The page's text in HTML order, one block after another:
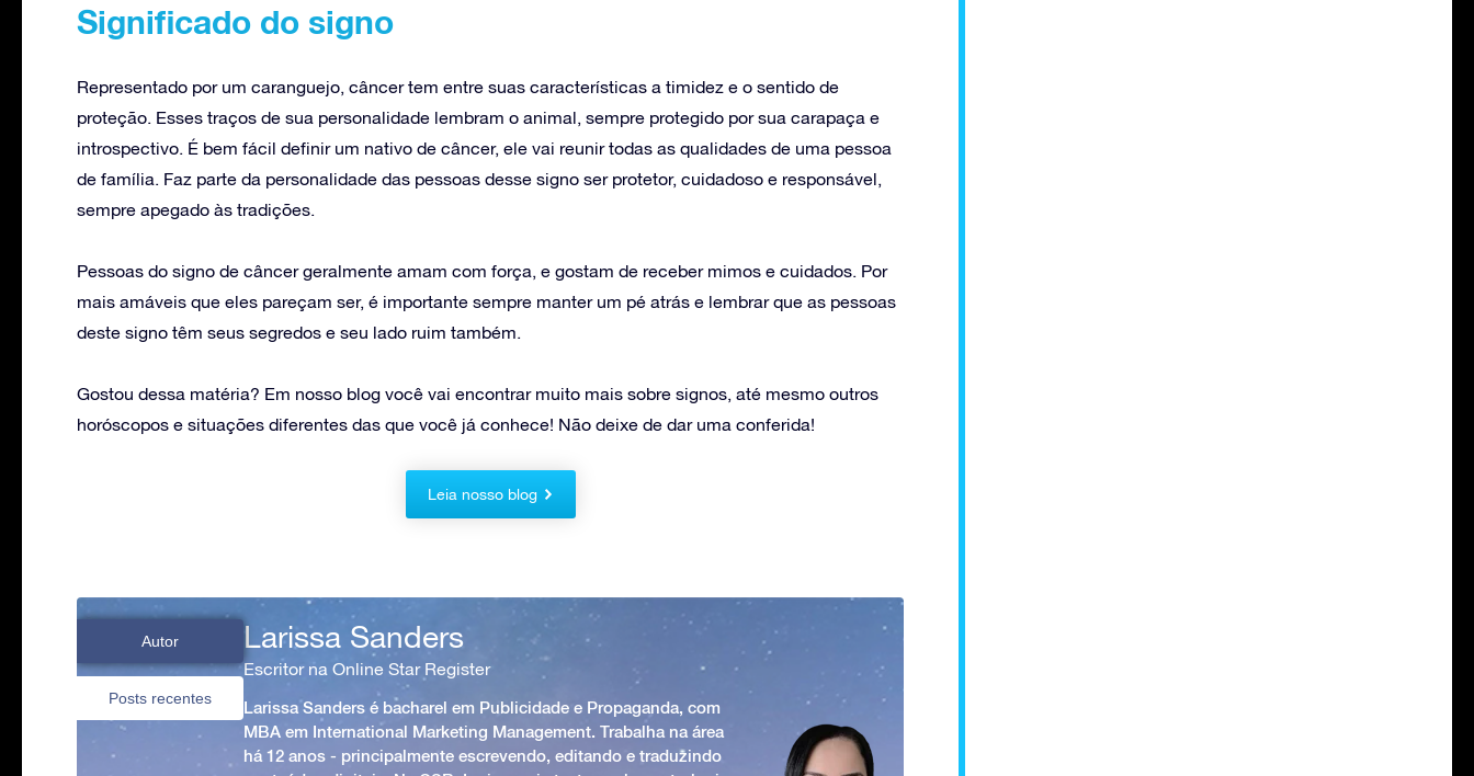
Significado do signo
Representado por um caranguejo, câncer tem entre suas características a timidez e o sentido de
proteção. Esses traços de sua personalidade lembram o animal, sempre protegido por sua carapaça e
introspectivo. É bem fácil definir um nativo de câncer, ele vai reunir todas as qualidades de uma pessoa
de família. Faz parte da personalidade das pessoas desse signo ser protetor, cuidadoso e responsável,
sempre apegado às tradições.
Pessoas do signo de câncer geralmente amam com força, e gostam de receber mimos e cuidados. Por
mais amáveis que eles pareçam ser, é importante sempre manter um pé atrás e lembrar que as pessoas
deste signo têm seus segredos e seu lado ruim também.
Gostou dessa matéria? Em nosso blog você vai encontrar muito mais sobre signos, até mesmo outros
horóscopos e situações diferentes das que você já conhece! Não deixe de dar uma conferida!
Leia nosso blog
Autor
Posts recentes
Larissa Sanders
Escritor na Online Star Register
Larissa Sanders é bacharel em Publicidade e Propaganda, com
MBA em International Marketing Management. Trabalha na área
há 12 anos - principalmente escrevendo, editando e traduzindo